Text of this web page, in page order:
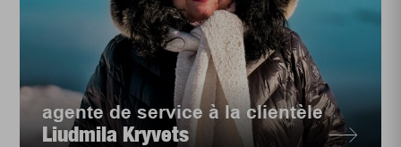
agente de service à la clientèle
Liudmila Kryvets